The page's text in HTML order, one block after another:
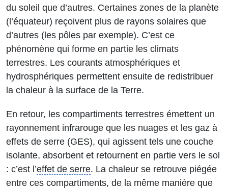
du soleil que d’autres. Certaines zones de la planète
(l’équateur) reçoivent plus de rayons solaires que
d’autres (les pôles par exemple). C’est ce
phénomène qui forme en partie les climats
terrestres. Les courants atmosphériques et
hydrosphériques permettent ensuite de redistribuer
la chaleur à la surface de la Terre.
En retour, les compartiments terrestres émettent un
rayonnement infrarouge que les nuages et les gaz à
effets de serre (GES), qui agissent tels une couche
isolante, absorbent et retournent en partie vers le sol
: c’est l’effet de serre. La chaleur se retrouve piégée
entre ces compartiments, de la même manière que